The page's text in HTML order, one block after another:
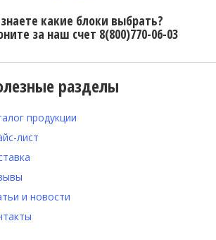
какие блоки выбрать?
за наш счет 8(800)770-06-03
разделы
продукции
лист
и новости